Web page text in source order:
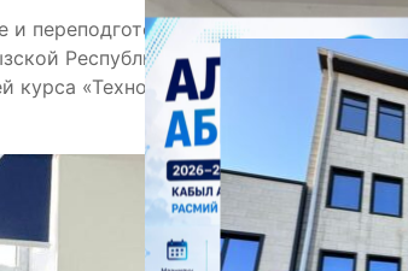
переподготовке поваров и кухонных
Республики при КГТУ им. И.
курса «Технология приготовления блюд